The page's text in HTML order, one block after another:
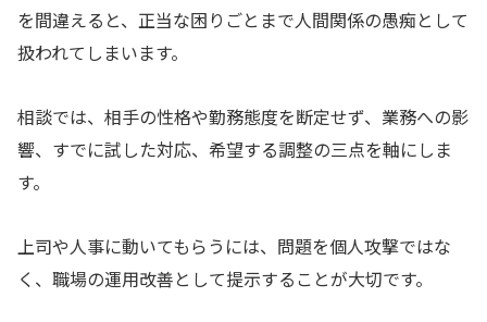
を間違えると、正当な困りごとまで人間関係の愚痴として
扱われてしまいます。
相談では、相手の性格や勤務態度を断定せず、業務への影
響、すでに試した対応、希望する調整の三点を軸にしま
す。
上司や人事に動いてもらうには、問題を個人攻撃ではな
く、職場の運用改善として提示することが大切です。